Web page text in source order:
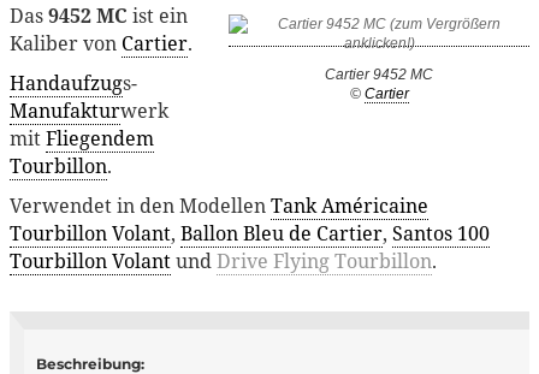
Cartier 9452 MC
© Cartier
Das9452 MC ist ein
Kaliber von Cartier.
Handaufzugs-
Manufakturwerk
mitFliegendem
Tourbillon.
Verwendet in den ModellenTank Américaine
Tourbillon Volant, Ballon Bleu de Cartier, Santos 100
Tourbillon VolantundDrive Flying Tourbillon.
Beschreibung: